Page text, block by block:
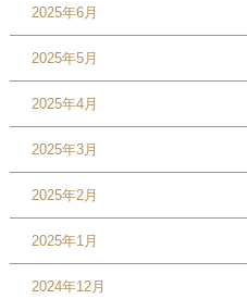
2025年6月
2025年5月
2025年4月
2025年3月
2025年2月
2025年1月
2024年12月